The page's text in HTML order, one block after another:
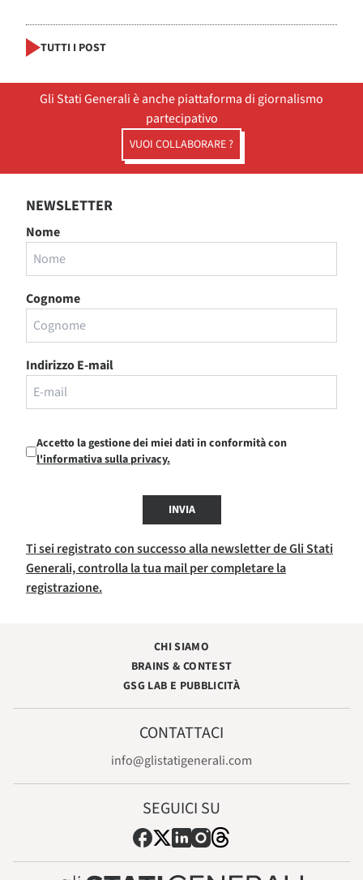
TUTTI I POST
Gli Stati Generali è anche piattaforma di giornalismo
partecipativo
VUOI COLLABORARE ?
NEWSLETTER
Nome
Cognome
Indirizzo E-mail
Accetto la gestione dei miei dati in conformità con
l'informativa sulla privacy.
INVIA
Ti sei registrato con successo alla newsletter de Gli Stati
Generali, controlla la tua mail per completare la
registrazione.
CHI SIAMO
BRAINS & CONTEST
GSG LAB E PUBBLICITÀ
CONTATTACI
info@glistatigenerali.com
SEGUICI SU